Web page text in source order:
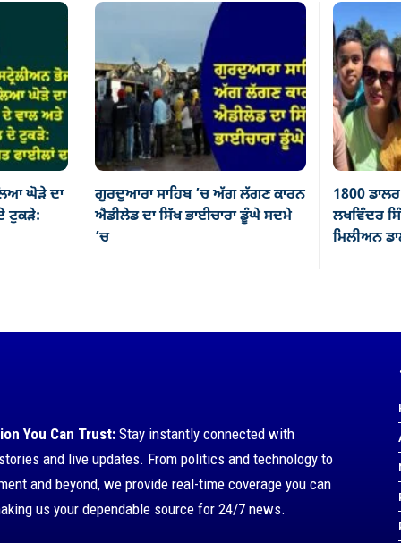
ਘੋੜੇ ਦਾ
ਟੁਕੜੇ:
ਗੁਰਦੁਆਰਾ ਸਾਹਿਬ ’ਚ ਅੱਗ ਲੱਗਣ ਕਾਰਨ
ਐਡੀਲੇਡ ਦਾ ਸਿੱਖ ਭਾਈਚਾਰਾ ਡੂੰਘੇ ਸਦਮੇ
’ਚ
1800
ਲਖਵਿੰਦਰ
ਮਿਲੀਅਨ
You Can Trust: Stay instantly connected with
and live updates. From politics and technology to
and beyond, we provide real-time coverage you can
us your dependable source for 24/7 news.